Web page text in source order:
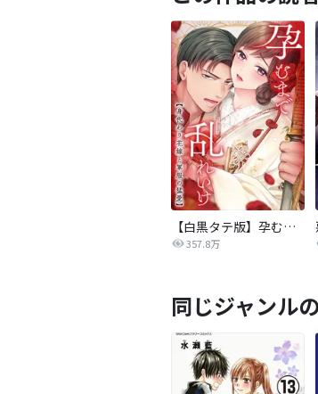
【白黒タテ版】孕むまで乱れいけ～身代わり花嫁と軍服の猛愛
357.8万
同じジャンル